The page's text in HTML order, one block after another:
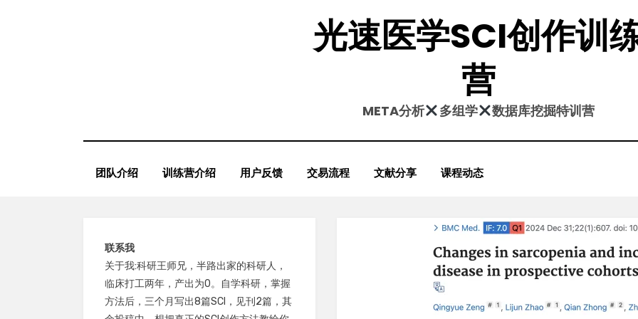
光速医学SCI创作训
营
META分析 多组学 数据库挖掘特训营
团队介绍 训练营介绍 用户反馈 交易流程 文献分享 课程动态
联系我
关于我:科研王师兄，半路出家的科研人，
临床打工两年，产出为0。自学科研，掌握
方法后，三个月写出8篇SCI，见刊2篇，其